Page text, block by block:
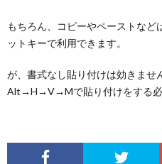
もちろん、コピーやペーストな
ットキーで利用できます。
が、書式なし貼り付けは効きませ
Alt→H→V→Mで貼り付けをする必